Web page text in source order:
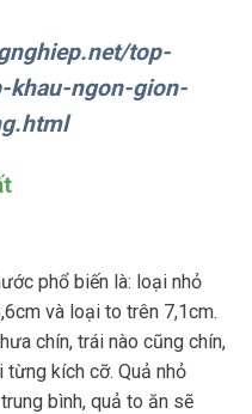
top-
khau-ngon-gion-
phổ biến là: loại nhỏ
và loại to trên 7,1cm.
chín, trái nào cũng chín,
từng kích cỡ. Quả nhỏ
bình, quả to ăn sẽ